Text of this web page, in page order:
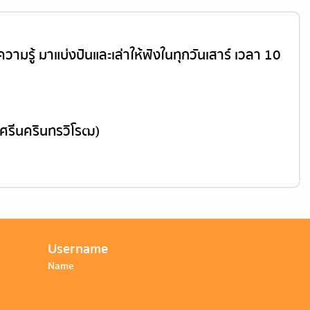
รู้ มาแบ่งปันและเล่าให้ฟังในทุกวันเสาร์ เวลา 10
รีนครินทรวิโรฒ)
Username
Name